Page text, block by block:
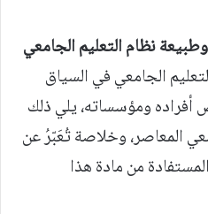
نظام التعليم الجامعي
الجامعي في السياق
ومؤسساته، يلي ذلك
المعاصر، وخلاصة تُعَبّرُ عن
من مادة هذا